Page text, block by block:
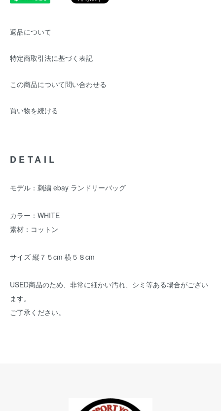
返品について
特定商取引法に基づく表記
この商品について問い合わせる
買い物を続ける
DETAIL
モデル：刺繍 ebay ランドリーバッグ
カラー：WHITE
素材：コットン
サイズ 縦７５cm 横５８cm
USED商品のため、非常に細かい汚れ、シミ等ある場合がござい
ます。
ご了承ください。